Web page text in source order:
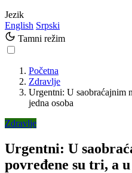
Jezik
English Srpski
Tamni režim
Početna
Zdravlje
Urgentni: U saobraćajnim
jedna osoba
Zdravlje
Urgentni: U
povređene su tri, a